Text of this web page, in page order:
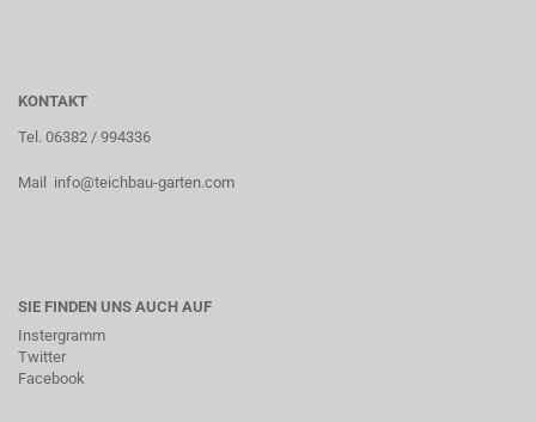
KONTAKT
Tel. 06382 / 994336
Mail info@teichbau-garten.com
SIE FINDEN UNS AUCH AUF
Instergramm
Twitter
Facebook